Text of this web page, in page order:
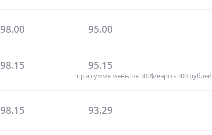
98.00 95.00
98.15 95.15
при сумме меньше 300$/евро - 300 рублей
98.15 93.29